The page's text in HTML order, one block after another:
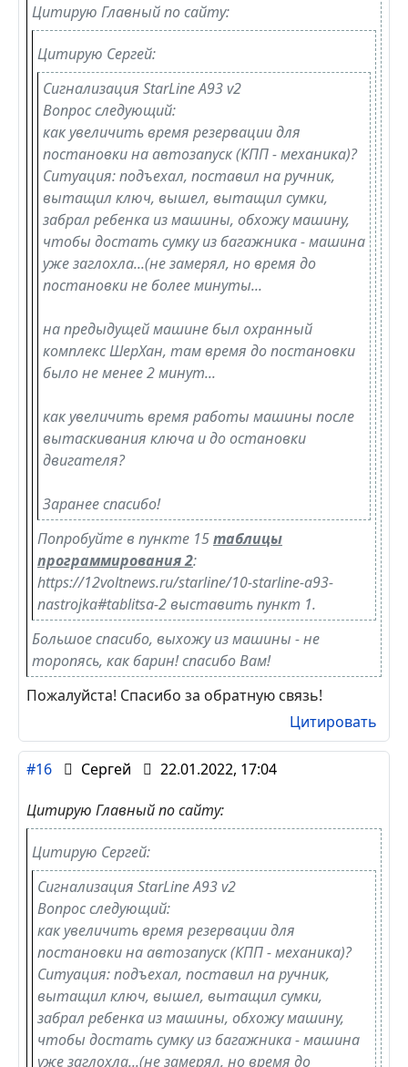
Цитирую Главный по сайту:
Цитирую Сергей:
Сигнализация StarLine А93 v2
Вопрос следующий:
как увеличить время резервации для
постановки на автозапуск (КПП - механика)?
Ситуация: подъехал, поставил на ручник,
вытащил ключ, вышел, вытащил сумки,
забрал ребенка из машины, обхожу машину,
чтобы достать сумку из багажника - машина
уже заглохла...(не замерял, но время до
постановки не более минуты...
на предыдущей машине был охранный
комплекс ШерХан, там время до постановки
было не менее 2 минут...
как увеличить время работы машины после
вытаскивания ключа и до остановки
двигателя?
Заранее спасибо!
Попробуйте в пункте 15таблицы
программирования 2:
https://12voltnews.ru/starline/10-starline-a93-
nastrojka#tablitsa-2 выставить пункт 1.
Большое спасибо, выхожу из машины - не
торопясь, как барин! спасибо Вам!
Пожалуйста! Спасибо за обратную связь!
Цитировать
#16 Сергей 22.01.2022, 17:04
Цитирую Главный по сайту:
Цитирую Сергей:
Сигнализация StarLine А93 v2
Вопрос следующий:
как увеличить время резервации для
постановки на автозапуск (КПП - механика)?
Ситуация: подъехал, поставил на ручник,
вытащил ключ, вышел, вытащил сумки,
забрал ребенка из машины, обхожу машину,
чтобы достать сумку из багажника - машина
уже заглохла...(не замерял, но время до